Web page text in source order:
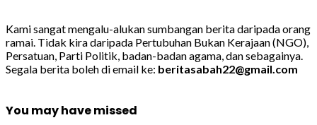
Kami sangat mengalu-alukan sumbangan berita daripada orang
ramai. Tidak kira daripada Pertubuhan Bukan Kerajaan (NGO),
Persatuan, Parti Politik, badan-badan agama, dan sebagainya.
Segala berita boleh di email ke: beritasabah22@gmail.com
You may have missed